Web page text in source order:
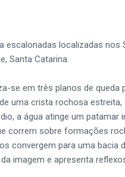
escalonadas localizadas nos
Santa Catarina.
se em três planos de queda
uma crista rochosa
a água atinge um patamar
correm sobre formações
convergem para uma bacia
imagem e apresenta